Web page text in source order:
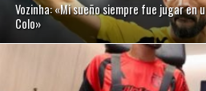
Vozinha: «Mi sueño siempre fue jugar en
Colo»